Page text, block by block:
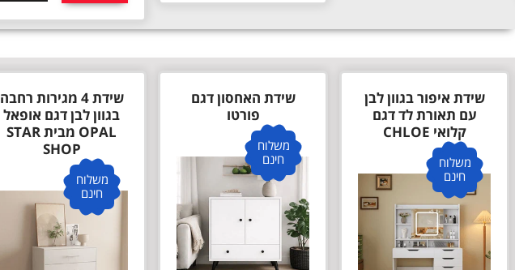
שידת איפור בגוון לבן
עם תאורת לד דגם
קלואי CHLOE
משלוח
חינם
שידת האחסון דגם
פורטו
משלוח
חינם
שידת 4 מגירות רחבה
בגוון לבן דגם אופאל
OPAL מבית STAR
SHOP
משלוח
חינם